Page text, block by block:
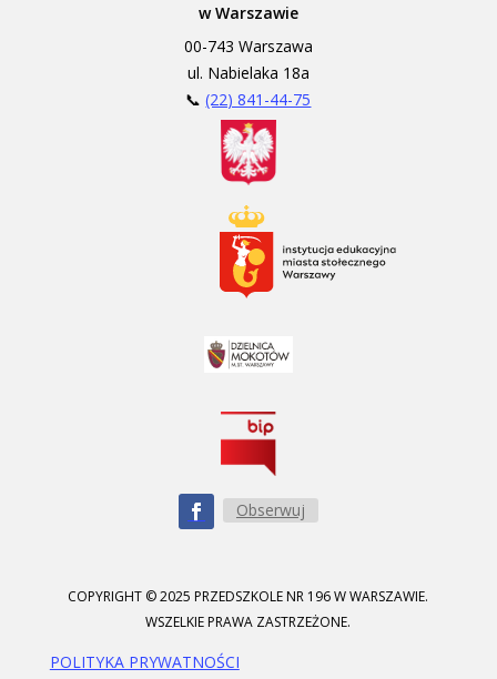
w Warszawie
00-743 Warszawa
ul. Nabielaka 18a
📞(22) 841-44-75
Obserwuj
COPYRIGHT © 2025 PRZEDSZKOLE NR 196 W WARSZAWIE.
WSZELKIE PRAWA ZASTRZEŻONE.
POLITYKA PRYWATNOŚCI